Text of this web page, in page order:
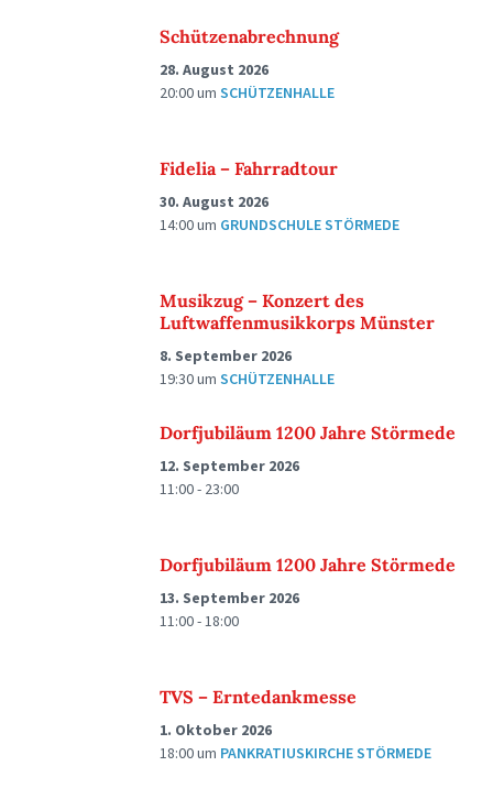
Schützenabrechnung
28. August 2026
20:00um SCHÜTZENHALLE
Fidelia – Fahrradtour
30. August 2026
14:00um GRUNDSCHULE STÖRMEDE
Musikzug – Konzert des
Luftwaffenmusikkorps Münster
8. September 2026
19:30um SCHÜTZENHALLE
Dorfjubiläum 1200 Jahre Störmede
12. September 2026
11:00 - 23:00
Dorfjubiläum 1200 Jahre Störmede
13. September 2026
11:00 - 18:00
TVS – Erntedankmesse
1. Oktober 2026
18:00um PANKRATIUSKIRCHE STÖRMEDE